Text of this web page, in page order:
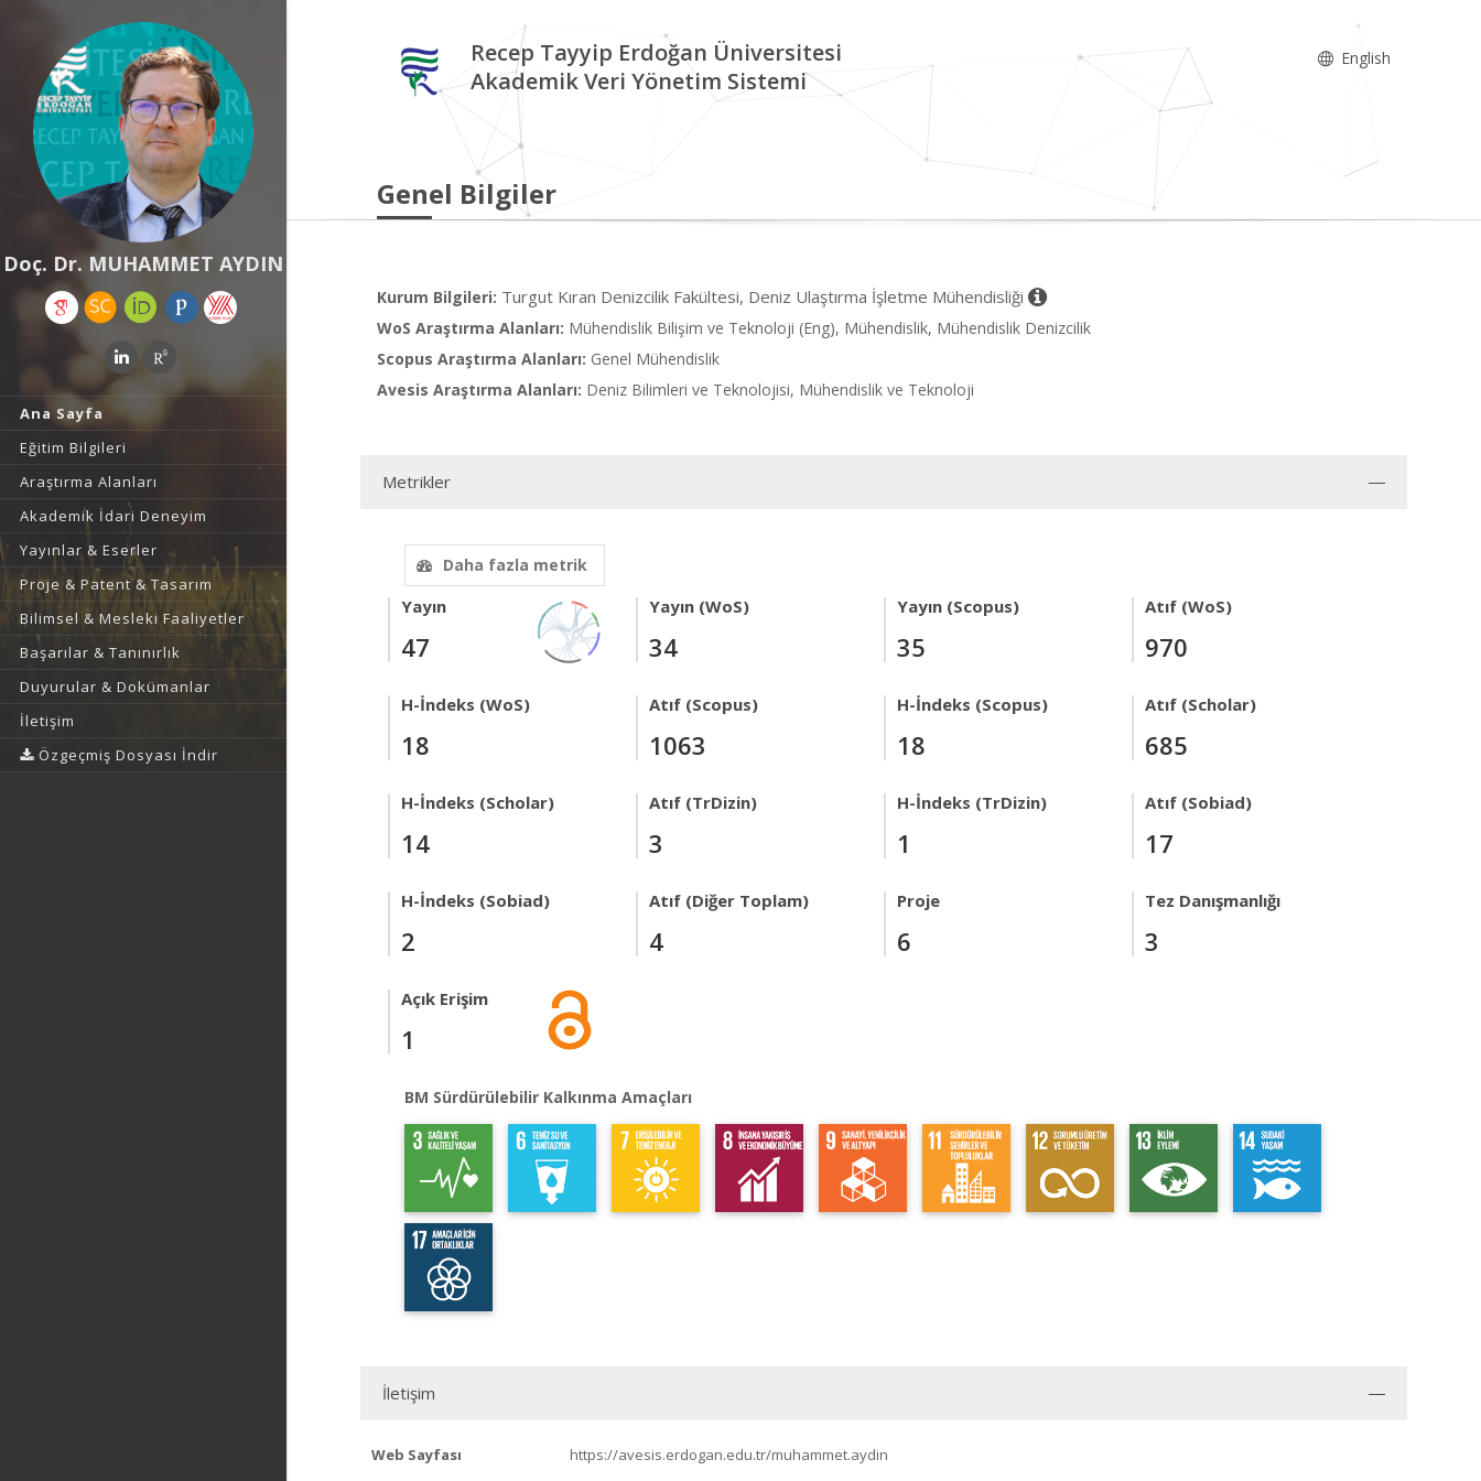
Doç. Dr. MUHAMMET AYDIN
Ana Sayfa
Eğitim Bilgileri
Araştırma Alanları
Akademik İdari Deneyim
Yayınlar & Eserler
Proje & Patent & Tasarım
Bilimsel & Mesleki Faaliyetler
Başarılar & Tanınırlık
Duyurular & Dokümanlar
İletişim
Özgeçmiş Dosyası İndir
Recep Tayyip Erdoğan Üniversitesi
Akademik Veri Yönetim Sistemi
English
Genel Bilgiler
Kurum Bilgileri: Turgut Kıran Denizcilik Fakültesi, Deniz Ulaştırma İşletme Mühendisliği
WoS Araştırma Alanları: Mühendislik Bilişim ve Teknoloji (Eng), Mühendislik, Mühendislik Denizcilik
Scopus Araştırma Alanları: Genel Mühendislik
Avesis Araştırma Alanları: Deniz Bilimleri ve Teknolojisi, Mühendislik ve Teknoloji
Metrikler
Daha fazla metrik
Yayın
47
Yayın (WoS)
34
Yayın (Scopus)
35
Atıf (WoS)
970
H-İndeks (WoS)
18
Atıf (Scopus)
1063
H-İndeks (Scopus)
18
Atıf (Scholar)
685
H-İndeks (Scholar)
14
Atıf (TrDizin)
3
H-İndeks (TrDizin)
1
Atıf (Sobiad)
17
H-İndeks (Sobiad)
2
Atıf (Diğer Toplam)
4
Proje
6
Tez Danışmanlığı
3
Açık Erişim
1
BM Sürdürülebilir Kalkınma Amaçları
İletişim
Web Sayfası https://avesis.erdogan.edu.tr/muhammet.aydin